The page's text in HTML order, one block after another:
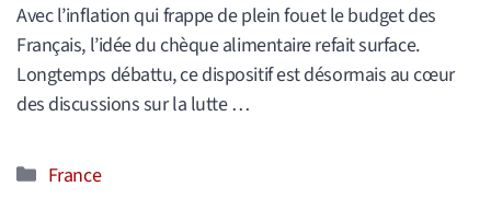
Avec l’inflation qui frappe de plein fouet le budget des
Français, l’idée du chèque alimentaire refait surface.
Longtemps débattu, ce dispositif est désormais au cœur
des discussions sur la lutte …
Catégories
France